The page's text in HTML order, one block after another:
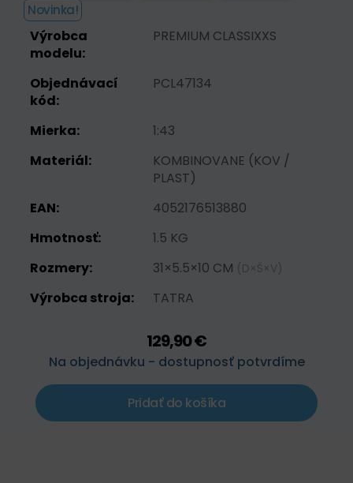
Novinka!
Výrobca
modelu:
PREMIUM CLASSIXXS
Objednávací
kód:
PCL47134
Mierka:
1:43
Materiál:
KOMBINOVANE (KOV /
PLAST)
EAN:
4052176513880
Hmotnosť:
1.5 KG
Rozmery:
31×5.5×10 CM (D×Š×V)
Výrobca stroja: TATRA
129,90 €
Na objednávku - dostupnosť potvrdíme
Pridať do košíka